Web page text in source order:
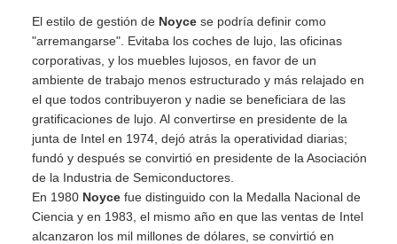
El estilo de gestión de Noyce se podría definir como
"arremangarse". Evitaba los coches de lujo, las oficinas
corporativas, y los muebles lujosos, en favor de un
ambiente de trabajo menos estructurado y más relajado en
el que todos contribuyeron y nadie se beneficiara de las
gratificaciones de lujo. Al convertirse en presidente de la
junta de Intel en 1974, dejó atrás la operatividad diarias;
fundó y después se convirtió en presidente de la Asociación
de la Industria de Semiconductores.
En 1980 Noyce fue distinguido con la Medalla Nacional de
Ciencia y en 1983, el mismo año en que las ventas de Intel
alcanzaron los mil millones de dólares, se convirtió en